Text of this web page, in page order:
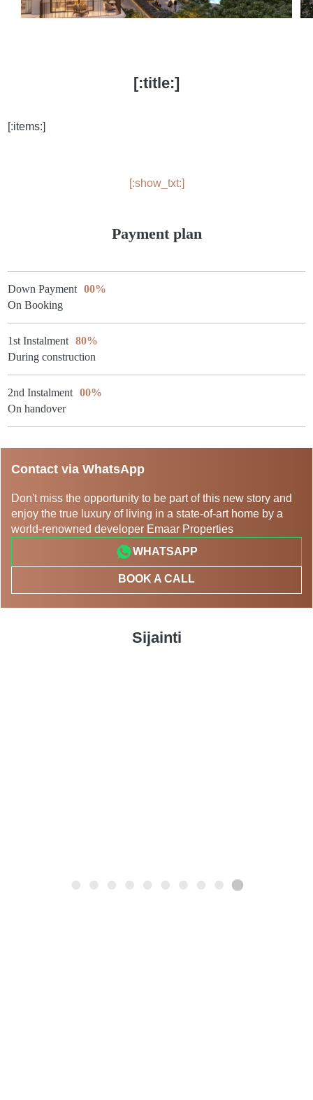
[:title:]
[:items:]
[:show_txt:]
Payment plan
Down Payment
00%
On Booking
1st Instalment
80%
During construction
2nd Instalment
00%
On handover
Contact via WhatsApp
Don't miss the opportunity to be part of this new story and
enjoy the true luxury of living in a state-of-art home by a
world-renowned developer Emaar Properties
WHATSAPP
BOOK A CALL
Sijainti